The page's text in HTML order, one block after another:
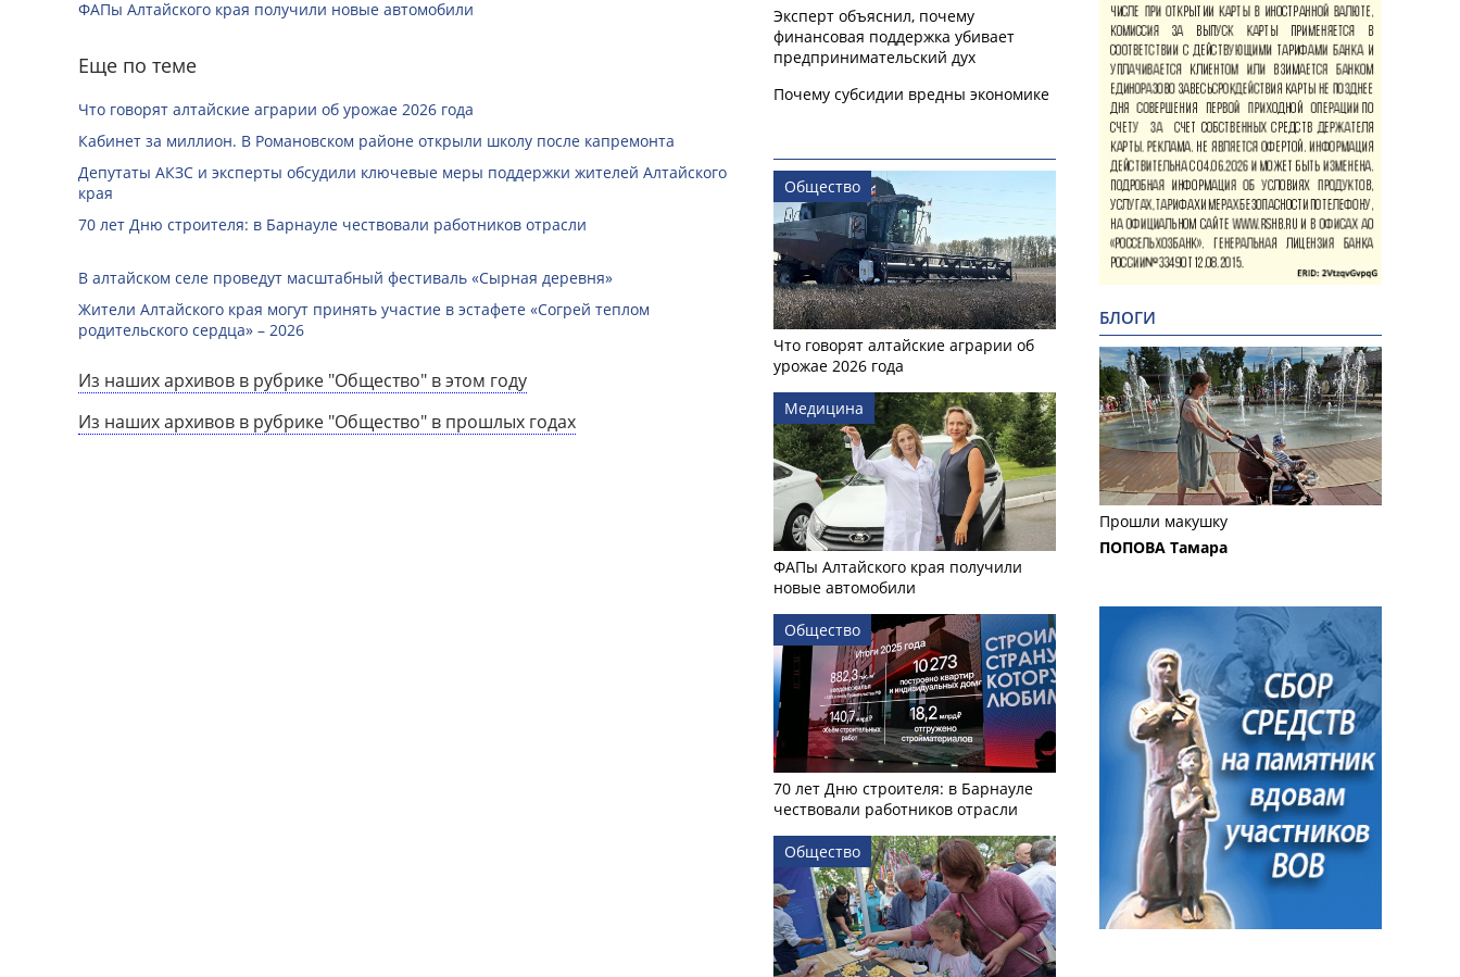
ФАПы Алтайского края получили новые автомобили
Еще по теме
Что говорят алтайские аграрии об урожае 2026 года
Кабинет за миллион. В Романовском районе открыли школу после капремонта
Депутаты АКЗС и эксперты обсудили ключевые меры поддержки жителей Алтайского
края
70 лет Дню строителя: в Барнауле чествовали работников отрасли
В алтайском селе проведут масштабный фестиваль «Сырная деревня»
Жители Алтайского края могут принять участие в эстафете «Согрей теплом
родительского сердца» – 2026
Из наших архивов в рубрике "Общество" в этом году
Из наших архивов в рубрике "Общество" в прошлых годах
Эксперт объяснил, почему
финансовая поддержка убивает
предпринимательский дух
Почему субсидии вредны экономике
Общество
Что говорят алтайские аграрии об
урожае 2026 года
Медицина
ФАПы Алтайского края получили
новые автомобили
Общество
70 лет Дню строителя: в Барнауле
чествовали работников отрасли
Общество
БЛОГИ
Прошли макушку
ПОПОВА Тамара